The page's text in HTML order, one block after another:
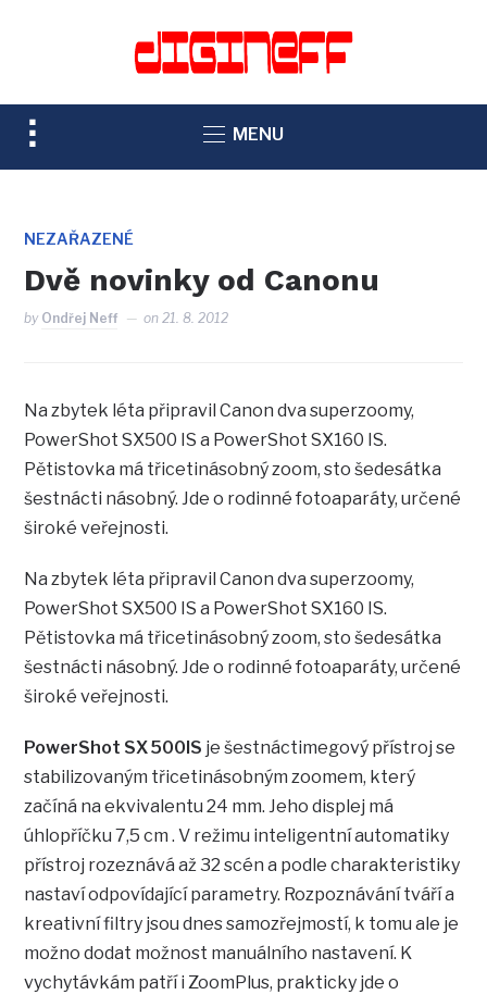
TOGGLE
SIDEBAR
NAVIGATION
MENU
NEZAŘAZENÉ
Dvě novinky od Canonu
by Ondřej Neff on21. 8. 2012
Na zbytek léta připravil Canon dva superzoomy,
PowerShot SX500 IS a PowerShot SX160 IS.
Pětistovka má třicetinásobný zoom, sto šedesátka
šestnácti násobný. Jde o rodinné fotoaparáty, určené
široké veřejnosti.
Na zbytek léta připravil Canon dva superzoomy,
PowerShot SX500 IS a PowerShot SX160 IS.
Pětistovka má třicetinásobný zoom, sto šedesátka
šestnácti násobný. Jde o rodinné fotoaparáty, určené
široké veřejnosti.
PowerShot SX 500IS je šestnáctimegový přístroj se
stabilizovaným třicetinásobným zoomem, který
začíná na ekvivalentu 24 mm. Jeho displej má
úhlopříčku 7,5 cm . V režimu inteligentní automatiky
přístroj rozeznává až 32 scén a podle charakteristiky
nastaví odpovídající parametry. Rozpoznávání tváří a
kreativní filtry jsou dnes samozřejmostí, k tomu ale je
možno dodat možnost manuálního nastavení. K
vychytávkám patří i ZoomPlus, prakticky jde o